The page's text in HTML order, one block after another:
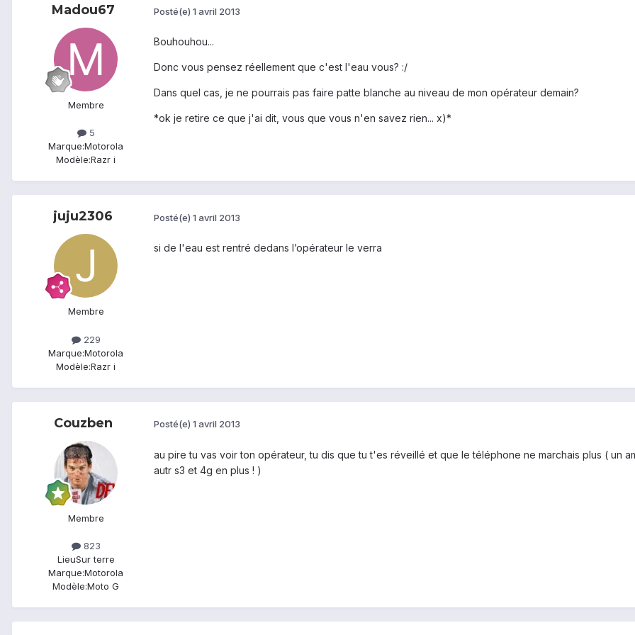
Madou67
Membre
5
Marque:Motorola
Modèle:Razr i
Posté(e) 1 avril 2013
Bouhouhou...
Donc vous pensez réellement que c'est l'eau vous? :/
Dans quel cas, je ne pourrais pas faire patte blanche au niveau de mon opérateur demain?
*ok je retire ce que j'ai dit, vous que vous n'en savez rien... x)*
juju2306
Membre
229
Marque:Motorola
Modèle:Razr i
Posté(e) 1 avril 2013
si de l'eau est rentré dedans l’opérateur le verra
Couzben
Membre
823
LieuSur terre
Marque:Motorola
Modèle:Moto G
Posté(e) 1 avril 2013
au pire tu vas voir ton opérateur, tu dis que tu t'es réveillé et que le téléphone ne marchais plus ( un
autr s3 et 4g en plus ! )